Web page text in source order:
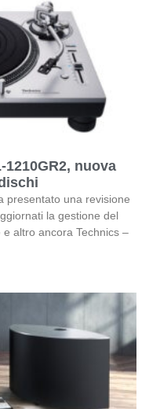
1210GR2, nuova
presentato una revisione
la gestione del
altro ancora Technics –